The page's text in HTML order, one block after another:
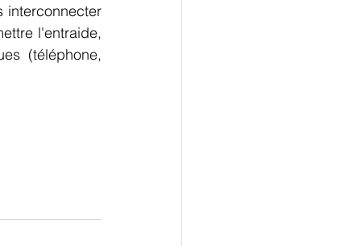
interconnecter
l'entraide,
(téléphone,